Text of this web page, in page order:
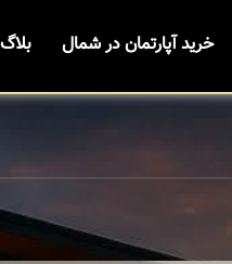
خرید آپارتمان در شمال بلاگ